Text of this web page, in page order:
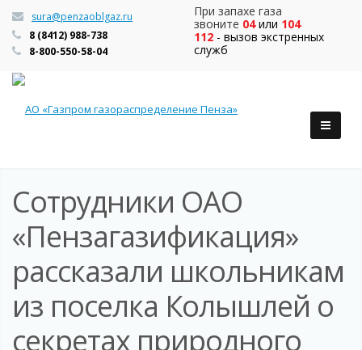
sura@penzaoblgaz.ru
8 (8412) 988-738
8-800-550-58-04
При запахе газа
звоните 04 или 104
112 - вызов экстренных
служб
Сотрудники ОАО
«Пензагазификация»
рассказали школьникам
из поселка Колышлей о
секретах природного